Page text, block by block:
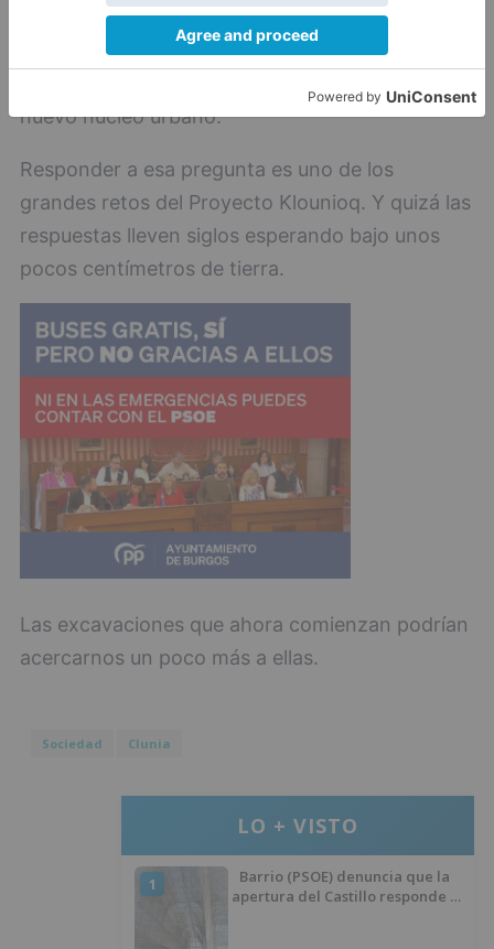
todavía desconocen cómo se produjo el tránsito
entre ambas ciudades y cuándo la aristocracia
nuevo núcleo urbano.
Responder a esa pregunta es uno de los
grandes retos del Proyecto Klounioq. Y quizá las
respuestas lleven siglos esperando bajo unos
pocos centímetros de tierra.
Las excavaciones que ahora comienzan podrían
acercarnos un poco más a ellas.
Sociedad Clunia
LO + VISTO
1
Barrio (PSOE) denuncia que la
apertura del Castillo responde a